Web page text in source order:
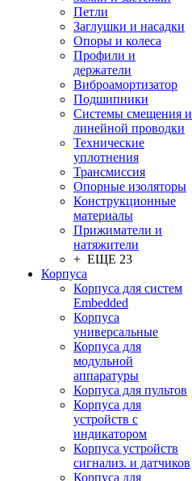
Петли
Заглушки и насадки
Опоры и колеса
Профили и
держатели
Виброамортизатор
Подшипники
Системы смещения и
линейной проводки
Технические
уплотнения
Трансмиссия
Опорные изоляторы
Конструкционные
материалы
Прижиматели и
натяжители
+ ЕЩЕ 23
Корпуса
Корпуса для систем
Embedded
Корпуса
универсальные
Корпуса для
модульной
аппаратуры
Корпуса для пультов
Корпуса для
устройств с
индикатором
Корпуса устройств
сигнализ. и датчиков
Корпуса для